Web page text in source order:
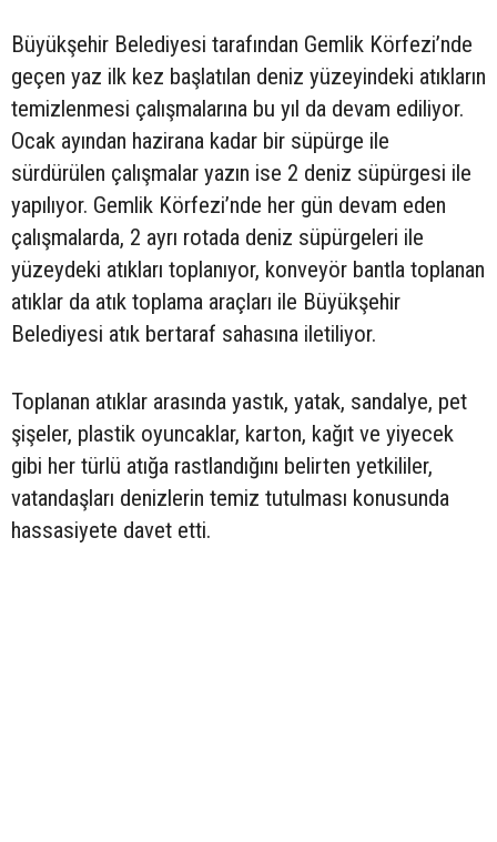
Büyükşehir Belediyesi tarafından Gemlik Körfezi’nde
geçen yaz ilk kez başlatılan deniz yüzeyindeki atıkların
temizlenmesi çalışmalarına bu yıl da devam ediliyor.
Ocak ayından hazirana kadar bir süpürge ile
sürdürülen çalışmalar yazın ise 2 deniz süpürgesi ile
yapılıyor. Gemlik Körfezi’nde her gün devam eden
çalışmalarda, 2 ayrı rotada deniz süpürgeleri ile
yüzeydeki atıkları toplanıyor, konveyör bantla toplanan
atıklar da atık toplama araçları ile Büyükşehir
Belediyesi atık bertaraf sahasına iletiliyor.
Toplanan atıklar arasında yastık, yatak, sandalye, pet
şişeler, plastik oyuncaklar, karton, kağıt ve yiyecek
gibi her türlü atığa rastlandığını belirten yetkililer,
vatandaşları denizlerin temiz tutulması konusunda
hassasiyete davet etti.